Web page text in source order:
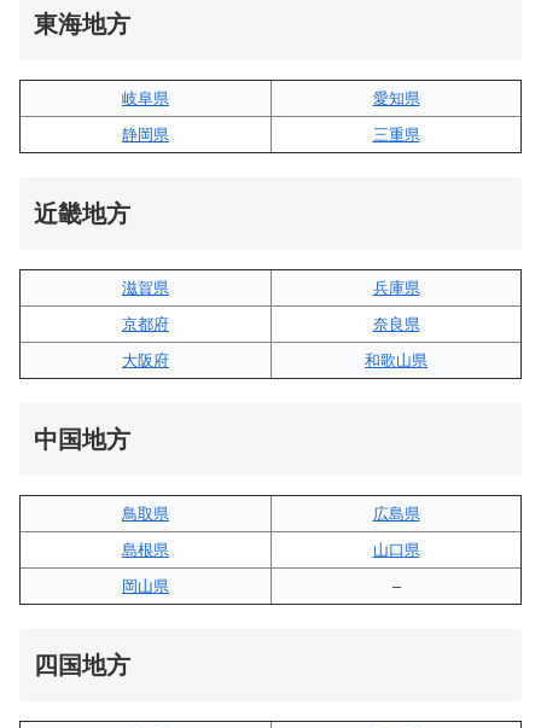
東海地方
岐阜県
愛知県
静岡県
三重県
近畿地方
滋賀県
兵庫県
京都府
奈良県
大阪府
和歌山県
中国地方
鳥取県
広島県
島根県
山口県
岡山県
–
四国地方